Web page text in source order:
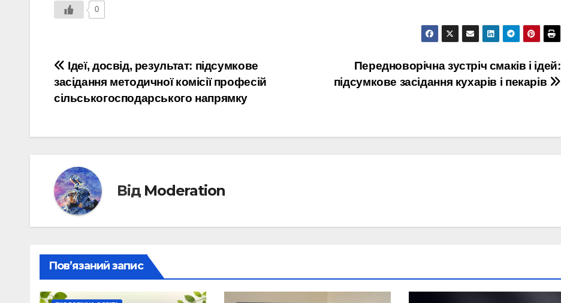
0
Навігація
записів
Передноворічна зустріч смаків і ідей:
підсумкове засідання кухарів і пекарів
Ідеї, досвід, результат: підсумкове
засідання методичної комісії професій
сільськогосподарського напрямку
Від Moderation
Пов’язаний запис